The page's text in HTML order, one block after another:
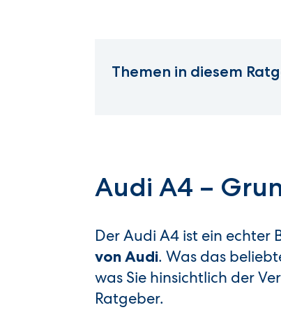
Themen in diesem
Audi A4 –
Der Audi A4 ist ein echter
von Audi. Was das
was Sie hinsichtlich der
Ratgeber.